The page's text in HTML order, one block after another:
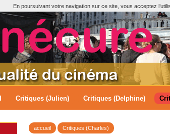
En poursuivant votre navigation sur ce site, vous acceptez
Critiques (Julien) Critiques (Delphine)
accueil Critiques (Charles)